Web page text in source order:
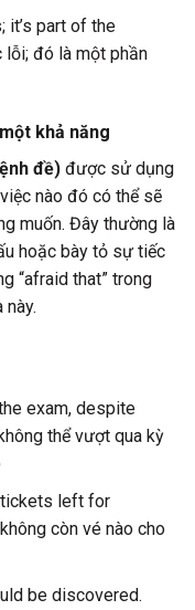
it’s part of the
đó là một phần
khả năng
đề) được sử dụng
nào đó có thể sẽ
muốn. Đây thường là
hoặc bày tỏ sự tiếc
“afraid that” trong
này.
exam, despite
thể vượt qua kỳ
tickets left for
còn vé nào cho
be discovered.